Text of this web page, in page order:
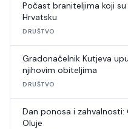
Počast braniteljima koji
Hrvatsku
DRUŠTVO
Gradonačelnik Kutjeva
njihovim obiteljima
DRUŠTVO
Dan ponosa i zahvalnosti:
Oluje